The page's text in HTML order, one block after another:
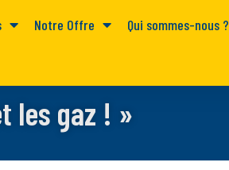
Notre Offre Qui sommes-nous ?
les gaz ! »